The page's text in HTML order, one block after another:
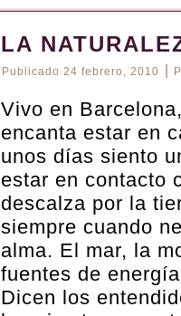
LA
Publicado 24 febrero, 2010
Vivo en
encanta estar en
unos días siento
estar en contacto
descalza por la
siempre cuando
alma. El mar, la
fuentes de
Dicen los